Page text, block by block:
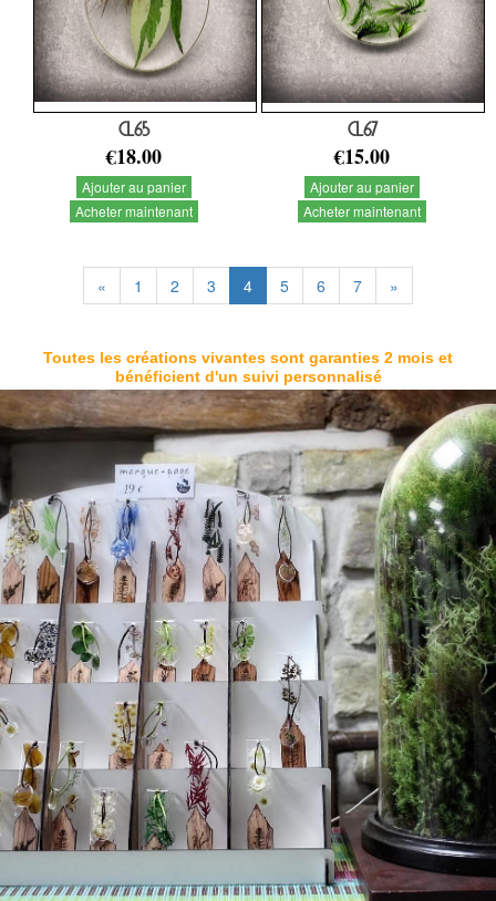
CL65
€18.00
Ajouter au panier
Acheter maintenant
CL67
€15.00
Ajouter au panier
Acheter maintenant
« 1 2 3 4 5 6 7 »
Toutes les créations vivantes sont garanties 2 mois et
bénéficient d'un suivi personnalisé